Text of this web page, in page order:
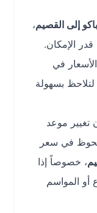
القصيم،
في
بسهولة
موعد
في سعر
إذا